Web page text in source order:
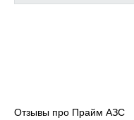
Отзывы про Прайм АЗС